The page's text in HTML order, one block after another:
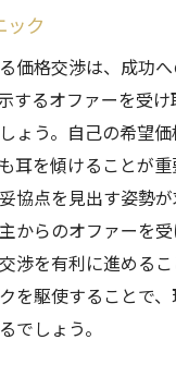
ック
価格交渉は、成功
するオファーを受
ょう。自己の希望
耳を傾けることが重
協点を見出す姿勢が
からのオファーを
渉を有利に進めるこ
を駆使することで
でしょう。